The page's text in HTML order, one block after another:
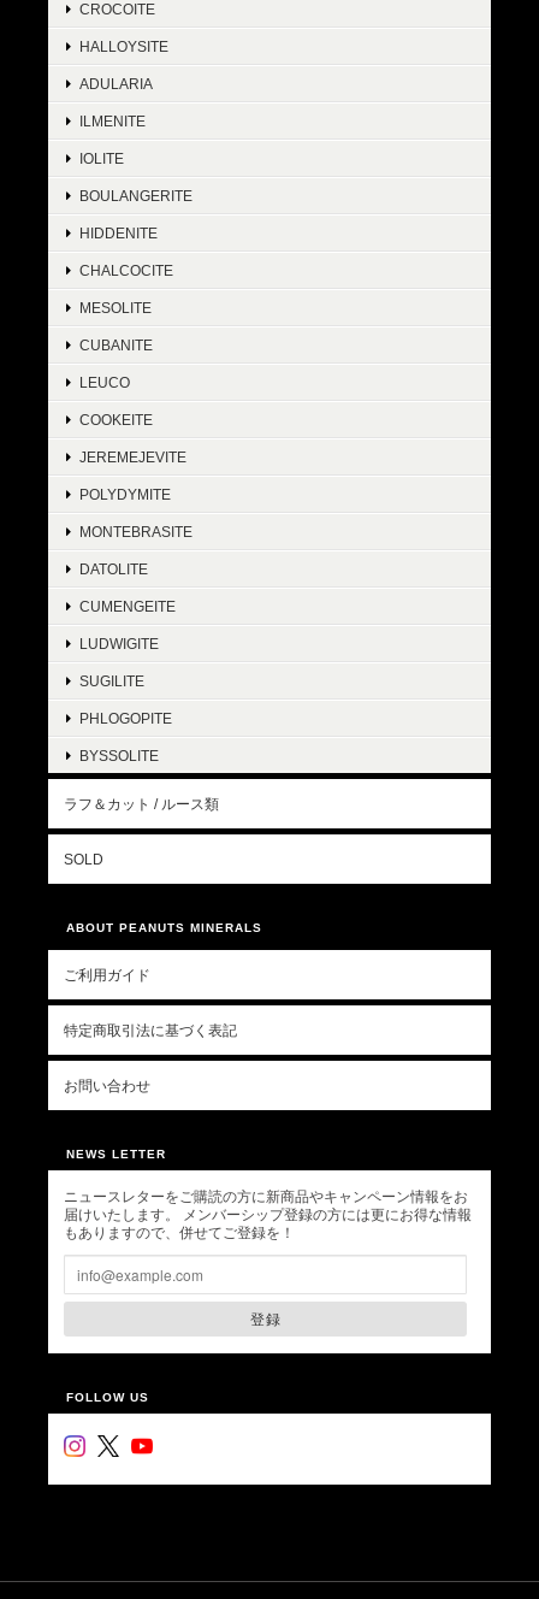
CROCOITE
HALLOYSITE
ADULARIA
ILMENITE
IOLITE
BOULANGERITE
HIDDENITE
CHALCOCITE
MESOLITE
CUBANITE
LEUCO
COOKEITE
JEREMEJEVITE
POLYDYMITE
MONTEBRASITE
DATOLITE
CUMENGEITE
LUDWIGITE
SUGILITE
PHLOGOPITE
BYSSOLITE
ラフ＆カット / ルース類
SOLD
ABOUT PEANUTS MINERALS
ご利用ガイド
特定商取引法に基づく表記
お問い合わせ
NEWS LETTER
ニュースレターをご購読の方に新商品やキャンペーン情報をお
届けいたします。 メンバーシップ登録の方には更にお得な情報
もありますので、併せてご登録を！
登録
FOLLOW US